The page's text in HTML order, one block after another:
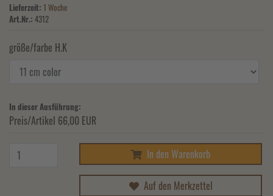
Lieferzeit: 1 Woche
Art.Nr.: 4312
größe/farbe H.K
In dieser Ausführung:
Preis/Artikel 66,00 EUR
In den Warenkorb
Auf den Merkzettel